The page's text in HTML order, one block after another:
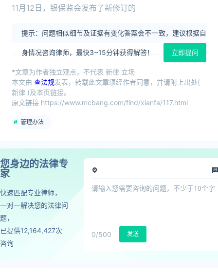
11月12日，银保监会发布了新修订的
提示：问题相似细节及证据有变化答案会不一致，建议根据自
身情况咨询律师，最快3~15分钟获得解答！ 立即提问
*文章为作者独立观点，不代表 新律 立场
本文由 查法规发表，转载此文章须经作者同意，并请附上出处(
新律 )及本页链接。
原文链接 https://www.mcbang.com/find/xianfa/117.html
管理办法
您身边的法律专
家
快速匹配专业律师，
一对一解决您的法律问
题，
已提供12,164,427次
咨询
0/500 发送